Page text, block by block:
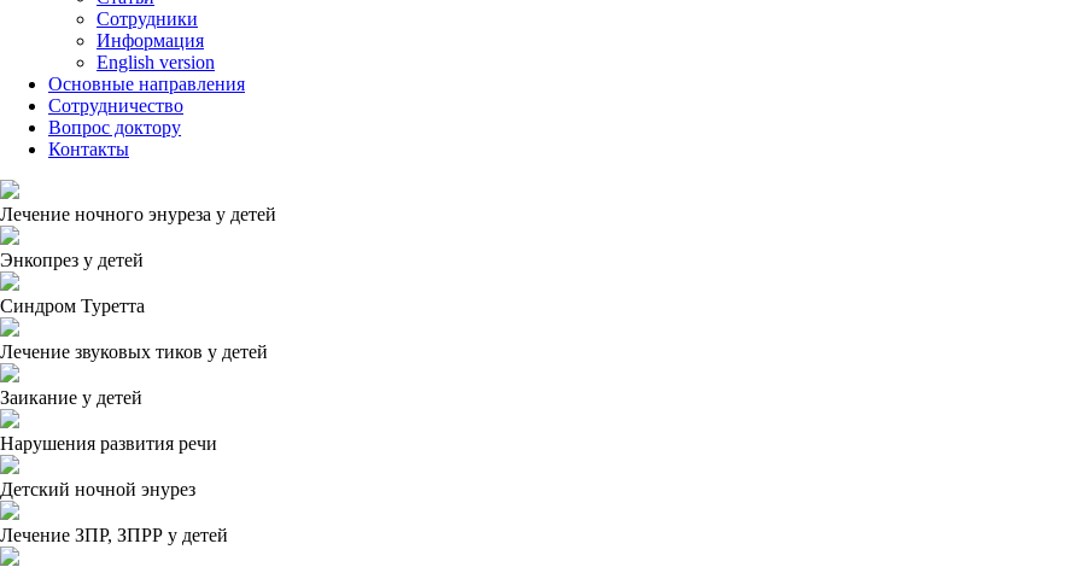
Сотрудники
Информация
English version
Основные направления
Сотрудничество
Вопрос доктору
Контакты
Лечение ночного энуреза у детей
Энкопрез у детей
Синдром Туретта
Лечение звуковых тиков у детей
Заикание у детей
Нарушения развития речи
Детский ночной энурез
Лечение ЗПР, ЗПРР у детей